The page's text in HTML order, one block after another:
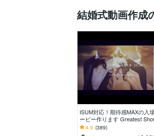
結婚式動画作成
ISUM対応！期待感MAXの入
ービー作ります Greatest
可能！結婚式オープニングム
ー
4.9 (389)